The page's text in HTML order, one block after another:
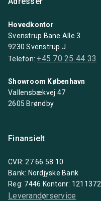
Hovedkontor
Svenstrup Bane Alle 3
9230 Svenstrup J
Telefon:+45 70 25 44 33
Showroom København
Vallensbækvej 47
2605 Brøndby
Finansielt
CVR: 27 66 58 10
Bank: Nordjyske Bank
Reg: 7446 Kontonr: 1211372
Leverandørservice